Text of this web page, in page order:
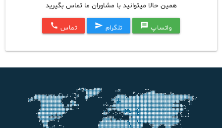
همین حالا میتوانید با مشاوران ما تماس بگیرید
واتساپ message تلگرام send تماس call